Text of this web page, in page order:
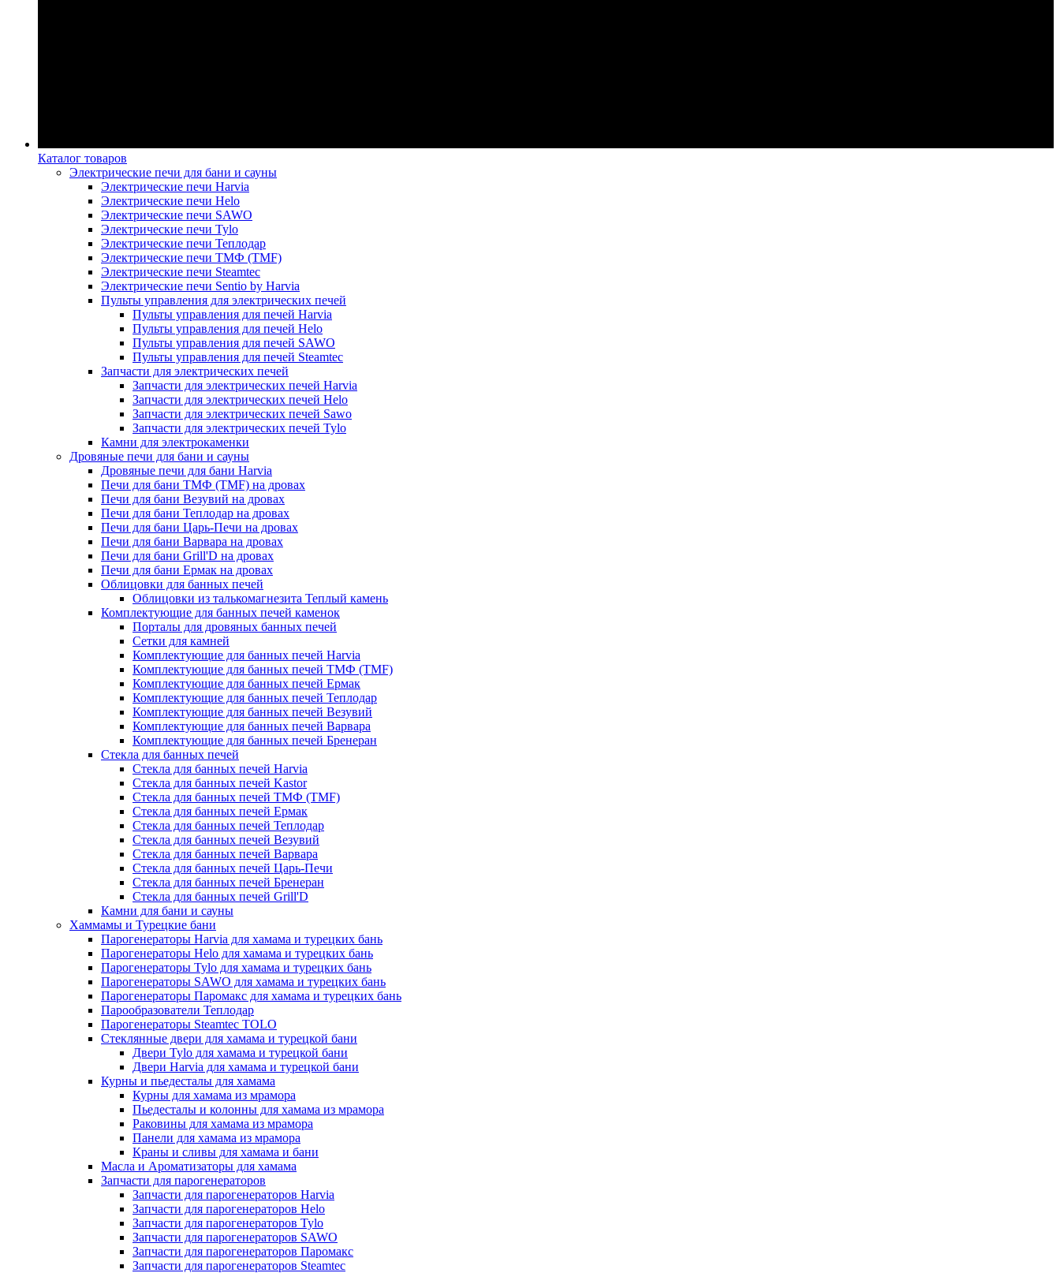
Каталог товаров
Электрические печи для бани и сауны
Электрические печи Harvia
Электрические печи Helo
Электрические печи SAWO
Электрические печи Tylo
Электрические печи Теплодар
Электрические печи ТМФ (TMF)
Электрические печи Steamtec
Электрические печи Sentio by Harvia
Пульты управления для электрических печей
Пульты управления для печей Harvia
Пульты управления для печей Helo
Пульты управления для печей SAWO
Пульты управления для печей Steamtec
Запчасти для электрических печей
Запчасти для электрических печей Harvia
Запчасти для электрических печей Helo
Запчасти для электрических печей Sawo
Запчасти для электрических печей Tylo
Камни для электрокаменки
Дровяные печи для бани и сауны
Дровяные печи для бани Harvia
Печи для бани ТМФ (TMF) на дровах
Печи для бани Везувий на дровах
Печи для бани Теплодар на дровах
Печи для бани Царь-Печи на дровах
Печи для бани Варвара на дровах
Печи для бани Grill'D на дровах
Печи для бани Ермак на дровах
Облицовки для банных печей
Облицовки из талькомагнезита Теплый камень
Комплектующие для банных печей каменок
Порталы для дровяных банных печей
Сетки для камней
Комплектующие для банных печей Harvia
Комплектующие для банных печей ТМФ (TMF)
Комплектующие для банных печей Ермак
Комплектующие для банных печей Теплодар
Комплектующие для банных печей Везувий
Комплектующие для банных печей Варвара
Комплектующие для банных печей Бренеран
Стекла для банных печей
Стекла для банных печей Harvia
Стекла для банных печей Kastor
Стекла для банных печей ТМФ (TMF)
Стекла для банных печей Ермак
Стекла для банных печей Теплодар
Стекла для банных печей Везувий
Стекла для банных печей Варвара
Стекла для банных печей Царь-Печи
Стекла для банных печей Бренеран
Стекла для банных печей Grill'D
Камни для бани и сауны
Хаммамы и Турецкие бани
Парогенераторы Harvia для хамама и турецких бань
Парогенераторы Helo для хамама и турецких бань
Парогенераторы Tylo для хамама и турецких бань
Парогенераторы SAWO для хамама и турецких бань
Парогенераторы Паромакс для хамама и турецких бань
Парообразователи Теплодар
Парогенераторы Steamtec TOLO
Стеклянные двери для хамама и турецкой бани
Двери Tylo для хамама и турецкой бани
Двери Harvia для хамама и турецкой бани
Курны и пьедесталы для хамама
Курны для хамама из мрамора
Пьедесталы и колонны для хамама из мрамора
Раковины для хамама из мрамора
Панели для хамама из мрамора
Краны и сливы для хамама и бани
Масла и Ароматизаторы для хамама
Запчасти для парогенераторов
Запчасти для парогенераторов Harvia
Запчасти для парогенераторов Helo
Запчасти для парогенераторов Tylo
Запчасти для парогенераторов SAWO
Запчасти для парогенераторов Паромакс
Запчасти для парогенераторов Steamtec